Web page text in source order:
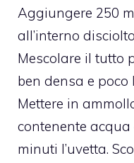
Aggiungere 250
all’interno
Mescolare il tutto
ben densa e
Mettere in
contenente
minuti l’uvetta.